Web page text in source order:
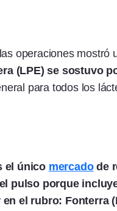
operaciones mostró
(LPE) se sostuvo
para todos los
el único mercadode
pulso porque
el rubro: Fonterra